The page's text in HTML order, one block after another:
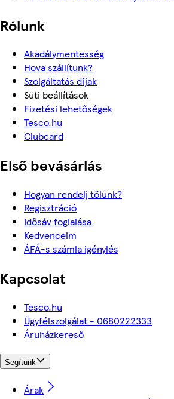
Rólunk
Akadálymentesség
Hova szállítunk?
Szolgáltatás díjak
Süti beállítások
Fizetési lehetőségek
Tesco.hu
Clubcard
Első bevásárlás
Hogyan rendelj tőlünk?
Regisztráció
Idősáv foglalása
Kedvenceim
ÁFÁ-s számla igénylés
Kapcsolat
Tesco.hu
Ügyfélszolgálat - 0680222333
Áruházkereső
Segítünk
Árak